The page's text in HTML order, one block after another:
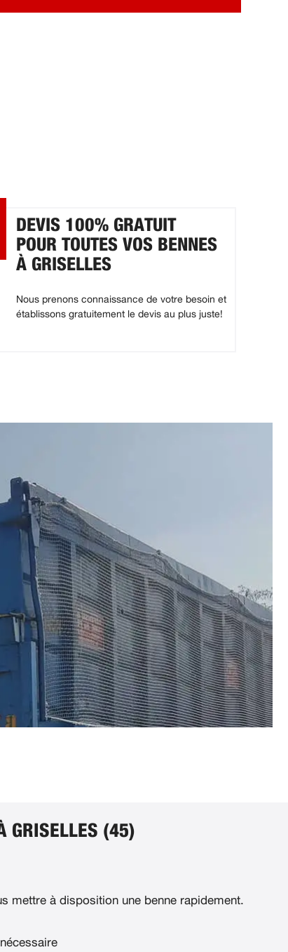
DEVIS 100% GRATUIT
POUR TOUTES VOS BENNES
À GRISELLES
Nous prenons connaissance de votre besoin et
établissons gratuitement le devis au plus juste!
GRISELLES (45)
mettre à disposition une benne rapidement.